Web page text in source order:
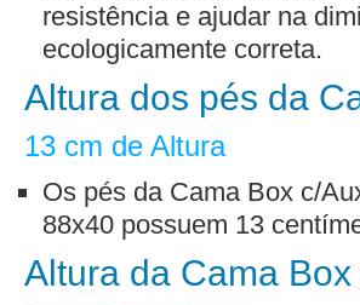
resistência e ajudar na
ecologicamente correta.
Altura dos pés da
13 cm de Altura
Os pés da Cama Box c/
88x40 possuem 13
Altura da Cama